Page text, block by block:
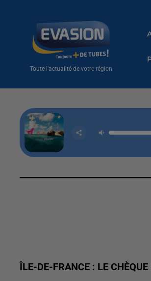
Toute l'actualité de votre région
ÎLE-DE-FRANCE : LE